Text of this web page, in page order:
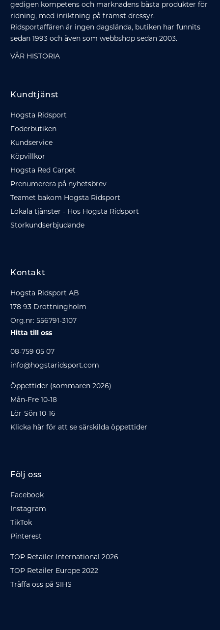
gedigen kompetens och marknadens bästa produkter för
ridning, med inriktning på främst dressyr.
Ridsportaffären är ingen dagslända, butiken har funnits
sedan 1993 och även som webbshop sedan 2003.
VÅR HISTORIA
Kundtjänst
Hogsta Ridsport
Foderbutiken
Kundservice
Köpvillkor
Hogsta Red Carpet
Prenumerera på nyhetsbrev
Teamet bakom Hogsta Ridsport
Lokala tjänster - Hos Hogsta Ridsport
Storkundserbjudande
Kontakt
Hogsta Ridsport AB
178 93 Drottningholm
Org.nr: 556791-3107
Hitta till oss
08-759 05 07
info@hogstaridsport.com
Öppettider (sommaren 2026)
Mån-Fre 10-18
Lör-Sön 10-16
Klicka här för att se särskilda öppettider
Följ oss
Facebook
Instagram
TikTok
Pinterest
TOP Retailer International 2026
TOP Retailer Europe 2022
Träffa oss på SIHS